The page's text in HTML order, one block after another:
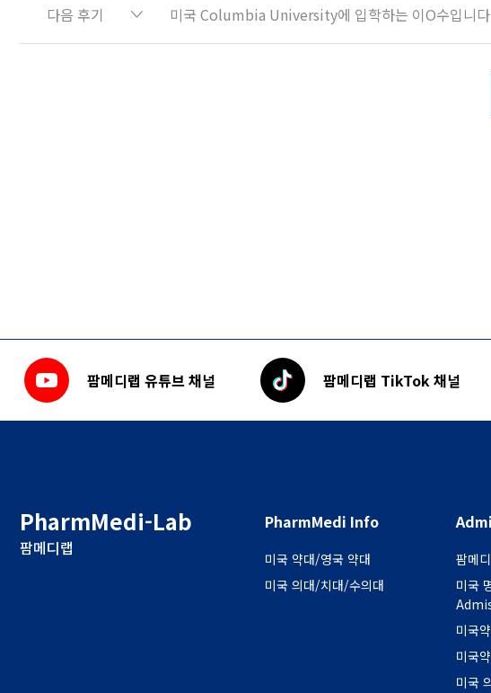
다음 후기 미국 Columbia University에 입학하는 이O수입니다
팜메디랩 유튜브 채널 팜메디랩 TikTok 채널
PharmMedi-Lab
팜메디랩
PharmMedi Info
미국 약대/영국 약대
미국 의대/치대/수의대
팜메
미국
미국
미국
미국